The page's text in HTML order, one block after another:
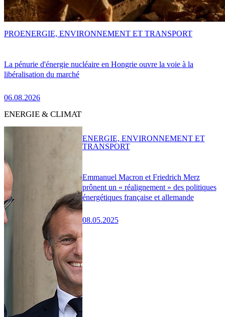
La pénurie d'énergie nucléaire en Hongrie ouvre la voie à la
libéralisation du marché
06.08.2026
PROENERGIE, ENVIRONNEMENT ET TRANSPORT
ENERGIE & CLIMAT
Emmanuel Macron et Friedrich Merz
prônent un « réalignement » des politiques
énergétiques française et allemande
08.05.2025
ENERGIE, ENVIRONNEMENT ET
TRANSPORT